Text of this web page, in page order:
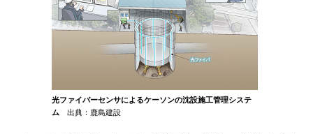
光ファイバーセンサによるケーソンの沈設施工管理システ
ム 出典：鹿島建設